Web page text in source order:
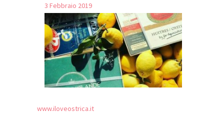
3 Febbraio 2019
www.iloveostrica.it